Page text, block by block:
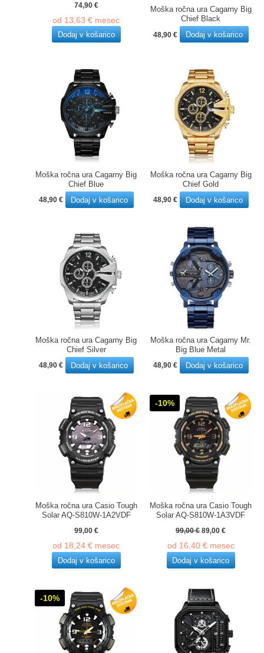
74,90 €
od 13,63€ mesec
Dodaj v košarico
Moška ročna ura Cagarny Big
Chief Black
48,90 € Dodaj v košarico
Moška ročna ura Cagarny Big
Chief Blue
48,90 € Dodaj v košarico
Moška ročna ura Cagarny Big
Chief Gold
48,90 € Dodaj v košarico
Moška ročna ura Cagarny Big
Chief Silver
48,90 € Dodaj v košarico
Moška ročna ura Cagarny Mr.
Big Blue Metal
48,90 € Dodaj v košarico
Moška ročna ura Casio Tough
Solar AQ-S810W-1A2VDF
99,00 €
od 18,24€ mesec
Dodaj v košarico
-10%
Moška ročna ura Casio Tough
Solar AQ-S810W-1A3VDF
99,00€ Izvirna
cena
je
bila:
99,00 €.
89,00€Trenutna
je:
89,00 €.
od 16,40 €mesec
Dodaj v košarico
-10%